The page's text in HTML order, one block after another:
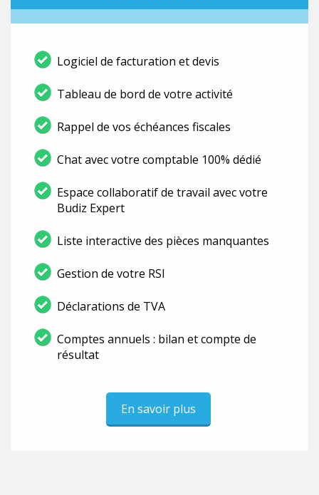
Logiciel de facturation et devis
Tableau de bord de votre activité
Rappel de vos échéances fiscales
Chat avec votre comptable 100% dédié
Espace collaboratif de travail avec votre
Budiz Expert
Liste interactive des pièces manquantes
Gestion de votre RSI
Déclarations de TVA
Comptes annuels : bilan et compte de
résultat
En savoir plus